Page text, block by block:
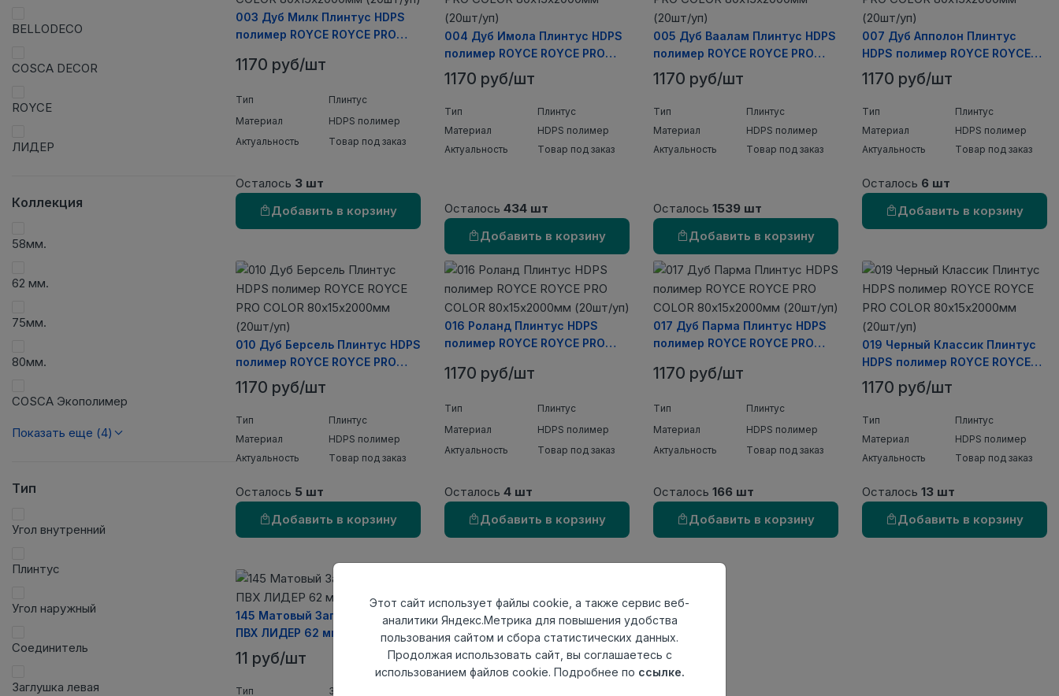
BELLODECO
COSCA DECOR
ROYCE
ЛИДЕР
Коллекция
58мм.
62 мм.
75мм.
80мм.
COSCA Экополимер
Показать еще (4)
Тип
Угол внутренний
Плинтус
Угол наружный
Соединитель
Заглушка левая
003 Дуб Милк Плинтус HDPS
полимер ROYCE ROYCE PRO
уп)
1170 руб/шт
Тип
Плинтус
Материал
HDPS полимер
Актуальность
Товар под заказ
Осталось 3 шт
Добавить в корзину
004 Дуб Имола Плинтус HDPS
полимер ROYCE ROYCE PRO
COLOR 80х15х2000мм (20шт/
уп)
1170 руб/шт
Тип
Плинтус
Материал
HDPS полимер
Актуальность
Товар под заказ
Осталось 434 шт
Добавить в корзину
005 Дуб Ваалам Плинтус HDPS
полимер ROYCE ROYCE PRO
COLOR 80х15х2000мм (20шт/
уп)
1170 руб/шт
Тип
Плинтус
Материал
HDPS полимер
Актуальность
Товар под заказ
Осталось 1539 шт
Добавить в корзину
007 Дуб Апполон Плинтус
HDPS полимер ROYCE ROYCE
PRO COLOR 80х15х2000мм
(20шт/уп)
1170 руб/шт
Тип
Плинтус
Материал
HDPS полимер
Актуальность
Товар под заказ
Осталось 6 шт
Добавить в корзину
010 Дуб Берсель Плинтус HDPS
полимер ROYCE ROYCE PRO
COLOR 80х15х2000мм (20шт/
уп)
1170 руб/шт
Тип
Плинтус
Материал
HDPS полимер
Актуальность
Товар под заказ
Осталось 5 шт
Добавить в корзину
016 Роланд Плинтус HDPS
полимер ROYCE ROYCE PRO
уп)
1170 руб/шт
Тип
Плинтус
Материал
HDPS полимер
Актуальность
Товар под заказ
Осталось 4 шт
Добавить в корзину
017 Дуб Парма Плинтус HDPS
полимер ROYCE ROYCE PRO
уп)
1170 руб/шт
Тип
Плинтус
Материал
HDPS полимер
Актуальность
Товар под заказ
Осталось 166 шт
Добавить в корзину
019 Черный Классик Плинтус
HDPS полимер ROYCE ROYCE
PRO COLOR 80х15х2000мм
(20шт/уп)
1170 руб/шт
Тип
Плинтус
Материал
HDPS полимер
Актуальность
Товар под заказ
Осталось 13 шт
Добавить в корзину
145 Матовый Заглушка левая
ПВХ ЛИДЕР 62 мм. (25шт/уп)
11 руб/шт
Тип
Заглушка левая
145 Матовый Заглушка правая
ПВХ ЛИДЕР 62 мм. (25шт/уп)
11 руб/шт
Этот сайт использует файлы cookie, а также сервис веб-
аналитики Яндекс.Метрика для повышения удобства
пользования сайтом и сбора статистических данных.
Продолжая использовать сайт, вы соглашаетесь с
использованием файлов cookie. Подробнее по ссылке.